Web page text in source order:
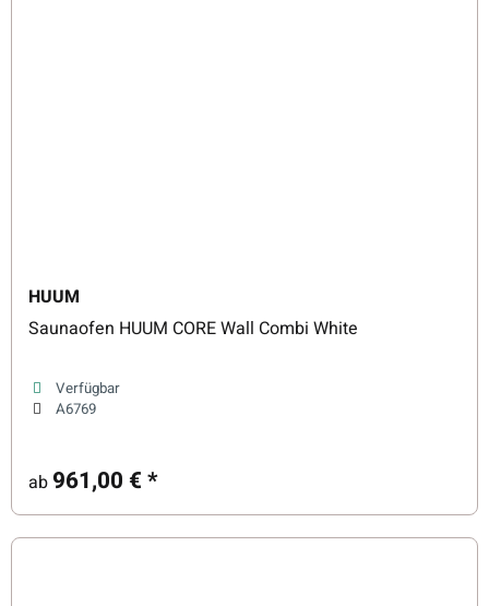
HUUM
Saunaofen HUUM CORE Wall Combi White
Verfügbar
A6769
ab961,00 €*